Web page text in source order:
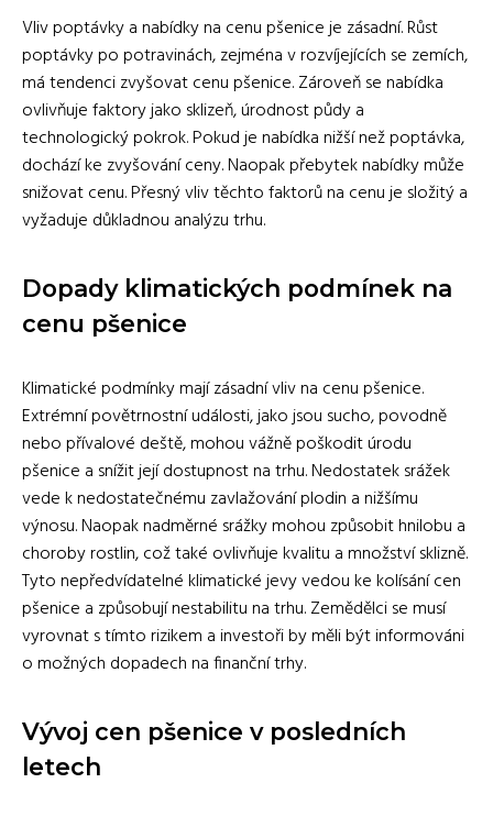
Vliv poptávky a nabídky na cenu pšenice je zásadní. Růst
poptávky po potravinách, zejména v rozvíjejících se zemích,
má tendenci zvyšovat cenu pšenice. Zároveň se nabídka
ovlivňuje faktory jako sklizeň, úrodnost půdy a
technologický pokrok. Pokud je nabídka nižší než poptávka,
dochází ke zvyšování ceny. Naopak přebytek nabídky může
snižovat cenu. Přesný vliv těchto faktorů na cenu je složitý a
vyžaduje důkladnou analýzu trhu.
Dopady klimatických podmínek na
cenu pšenice
Klimatické podmínky mají zásadní vliv na cenu pšenice.
Extrémní povětrnostní události, jako jsou sucho, povodně
nebo přívalové deště, mohou vážně poškodit úrodu
pšenice a snížit její dostupnost na trhu. Nedostatek srážek
vede k nedostatečnému zavlažování plodin a nižšímu
výnosu. Naopak nadměrné srážky mohou způsobit hnilobu a
choroby rostlin, což také ovlivňuje kvalitu a množství sklizně.
Tyto nepředvídatelné klimatické jevy vedou ke kolísání cen
pšenice a způsobují nestabilitu na trhu. Zemědělci se musí
vyrovnat s tímto rizikem a investoři by měli být informováni
o možných dopadech na finanční trhy.
Vývoj cen pšenice v posledních
letech